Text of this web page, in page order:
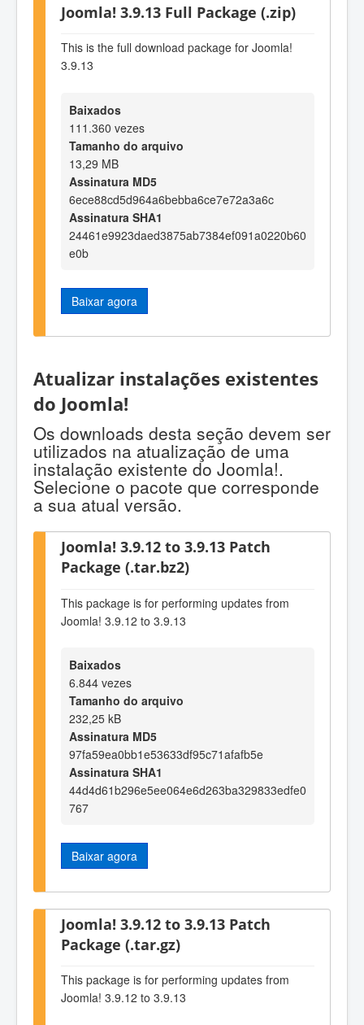
Joomla! 3.9.13 Full Package (.zip)
This is the full download package for Joomla!
3.9.13
Baixados
111.360 vezes
Tamanho do arquivo
13,29 MB
Assinatura MD5
6ece88cd5d964a6bebba6ce7e72a3a6c
Assinatura SHA1
24461e9923daed3875ab7384ef091a0220b60
e0b
Baixar agora
Atualizar instalações existentes
do Joomla!
Os downloads desta seção devem ser
utilizados na atualização de uma
instalação existente do Joomla!.
Selecione o pacote que corresponde
a sua atual versão.
Joomla! 3.9.12 to 3.9.13 Patch
Package (.tar.bz2)
This package is for performing updates from
Joomla! 3.9.12 to 3.9.13
Baixados
6.844 vezes
Tamanho do arquivo
232,25 kB
Assinatura MD5
97fa59ea0bb1e53633df95c71afafb5e
Assinatura SHA1
44d4d61b296e5ee064e6d263ba329833edfe0
767
Baixar agora
Joomla! 3.9.12 to 3.9.13 Patch
Package (.tar.gz)
This package is for performing updates from
Joomla! 3.9.12 to 3.9.13